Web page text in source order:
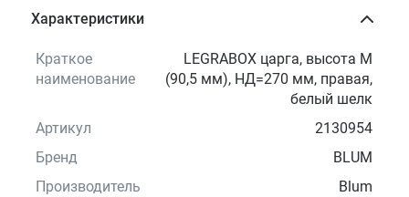
Характеристики
Краткое
наименование
LEGRABOX царга, высота M
(90,5 мм), НД=270 мм, правая,
белый шелк
Артикул
2130954
Бренд
BLUM
Производитель
Blum